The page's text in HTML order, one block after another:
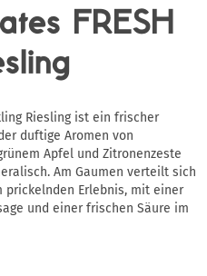
FRESH
Riesling ist ein frischer
duftige Aromen von
Apfel und Zitronenzeste
Am Gaumen verteilt sich
prickelnden Erlebnis, mit einer
und einer frischen Säure im